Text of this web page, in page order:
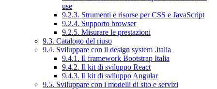
use
9.2.3. Strumenti e risorse per CSS e JavaScript
9.2.4. Supporto browser
9.2.5. Misurare le prestazioni
9.3. Catalogo del riuso
9.4. Sviluppare con il design system .italia
9.4.1. Il framework Bootstrap Italia
9.4.2. Il kit di sviluppo React
9.4.3. Il kit di sviluppo Angular
9.5. Sviluppare con i modelli di sito e servizi